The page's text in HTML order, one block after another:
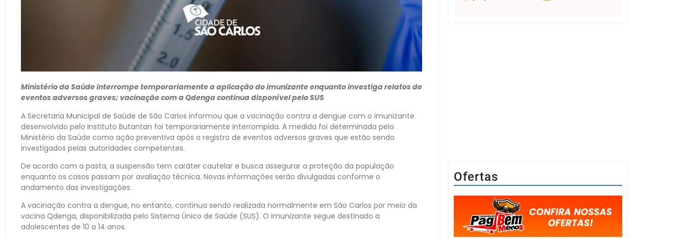
Ministério da Saúde interrompe temporariamente a aplicação do imunizante enquanto investiga relatos de
eventos adversos graves; vacinação com a Qdenga continua disponível pelo SUS
A Secretaria Municipal de Saúde de São Carlos informou que a vacinação contra a dengue com o imunizante
desenvolvido pelo Instituto Butantan foi temporariamente interrompida. A medida foi determinada pelo
Ministério da Saúde como ação preventiva após o registro de eventos adversos graves que estão sendo
investigados pelas autoridades competentes.
De acordo com a pasta, a suspensão tem caráter cautelar e busca assegurar a proteção da população
enquanto os casos passam por avaliação técnica. Novas informações serão divulgadas conforme o
andamento das investigações.
A vacinação contra a dengue, no entanto, continua sendo realizada normalmente em São Carlos por meio da
vacina Qdenga, disponibilizada pelo Sistema Único de Saúde (SUS). O imunizante segue destinado a
adolescentes de 10 a 14 anos.
Ofertas